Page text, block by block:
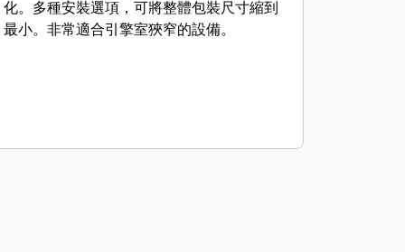
化。多種安裝選項，可將整體包裝尺寸縮到
最小。非常適合引擎室狹窄的設備。